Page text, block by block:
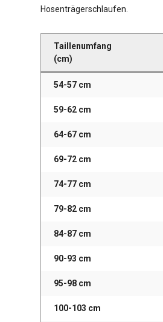
Hosenträgerschlaufen.
Taillenumfang
(cm)
54-57 cm
59-62 cm
64-67 cm
69-72 cm
74-77 cm
79-82 cm
84-87 cm
90-93 cm
95-98 cm
100-103 cm